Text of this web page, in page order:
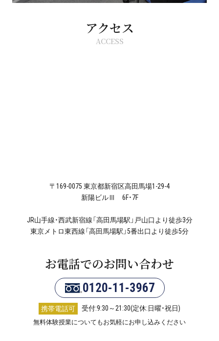
アクセス
ACCESS
〒169-0075 東京都新宿区高田馬場1-29-4
新陽ビルⅢ 6F・7F
JR山手線・西武新宿線「高田馬場駅」戸山口より徒歩3分
東京メトロ東西線「高田馬場駅」5番出口より徒歩5分
お電話でのお問い合わせ
0120-11-3967
携帯電話可 受付:9:30～21:30(定休:日曜・祝日)
無料体験授業についてもお気軽にお申し込みください